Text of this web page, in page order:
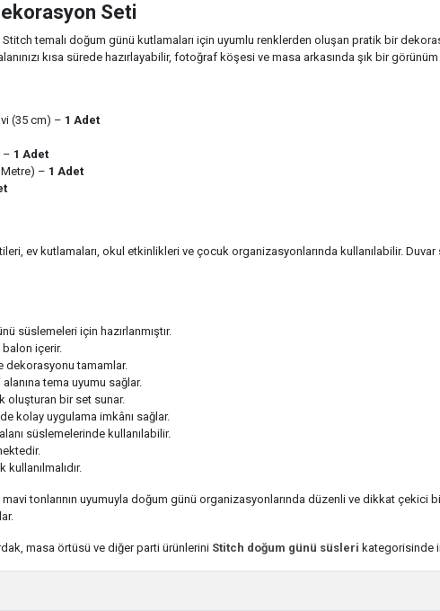
Seti
temalı doğum günü kutlamaları için uyumlu renklerden oluşan pratik bir
kısa sürede hazırlayabilir, fotoğraf köşesi ve masa arkasında şık bir
(35 cm) – 1 Adet
– 1 Adet
– 1 Adet
ev kutlamaları, okul etkinlikleri ve çocuk organizasyonlarında kullanılabilir.
süslemeleri için hazırlanmıştır.
içerir.
dekorasyonu tamamlar.
tema uyumu sağlar.
oluşturan bir set sunar.
kolay uygulama imkânı sağlar.
süslemelerinde kullanılabilir.
tonlarının uyumuyla doğum günü organizasyonlarında düzenli ve dikkat çekici
masa örtüsü ve diğer parti ürünlerini Stitch doğum günü süsleri kategorisinde